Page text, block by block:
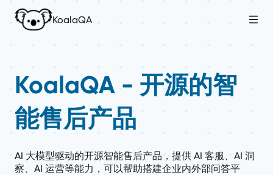
KoalaQA
KoalaQA - 开源的智
能售后产品
AI 大模型驱动的开源智能售后产品，提供 AI 客服、AI 洞
察、AI 运营等能力，可以帮助搭建企业内外部问答平